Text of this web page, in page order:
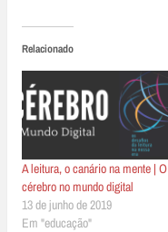
Relacionado
A leitura, o canário na mente | O
cérebro no mundo digital
13 de junho de 2019
Em "educação"